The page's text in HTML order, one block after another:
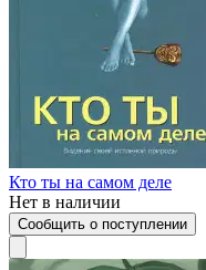
Кто ты на самом деле
Нет в наличии
Сообщить о поступлении